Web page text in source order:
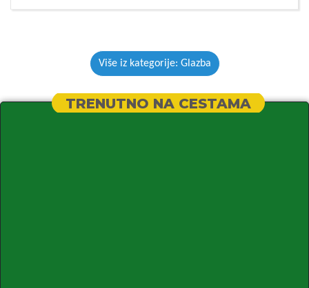
Više iz kategorije: Glazba
TRENUTNO NA CESTAMA